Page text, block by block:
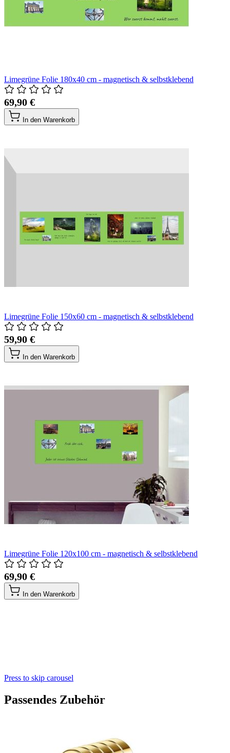
Limegrüne Folie 180x40 cm - magnetisch & selbstklebend
69,90 €
In den Warenkorb
Limegrüne Folie 150x60 cm - magnetisch & selbstklebend
59,90 €
In den Warenkorb
Limegrüne Folie 120x100 cm - magnetisch & selbstklebend
69,90 €
In den Warenkorb
Press to skip carousel
Passendes Zubehör